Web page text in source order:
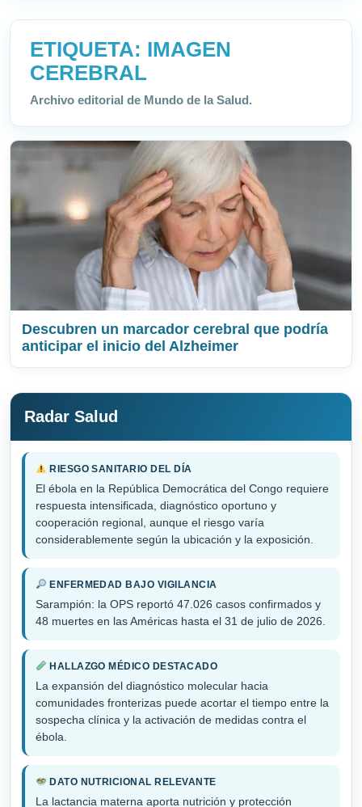
ETIQUETA: IMAGEN
CEREBRAL
Archivo editorial de Mundo de la Salud.
Descubren un marcador cerebral que podría
anticipar el inicio del Alzheimer
Radar Salud
RIESGO SANITARIO DEL DÍA
El ébola en la República Democrática del Congo requiere
respuesta intensificada, diagnóstico oportuno y
cooperación regional, aunque el riesgo varía
considerablemente según la ubicación y la exposición.
ENFERMEDAD BAJO VIGILANCIA
Sarampión: la OPS reportó 47.026 casos confirmados y
48 muertes en las Américas hasta el 31 de julio de 2026.
HALLAZGO MÉDICO DESTACADO
La expansión del diagnóstico molecular hacia
comunidades fronterizas puede acortar el tiempo entre la
sospecha clínica y la activación de medidas contra el
ébola.
DATO NUTRICIONAL RELEVANTE
La lactancia materna aporta nutrición y protección